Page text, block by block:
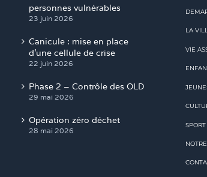
personnes vulnérables
23 juin 2026
Canicule : mise en place
d’une cellule de crise
22 juin 2026
Phase 2 – Contrôle des OLD
29 mai 2026
Opération zéro déchet
28 mai 2026
LA
VIE
SPORT